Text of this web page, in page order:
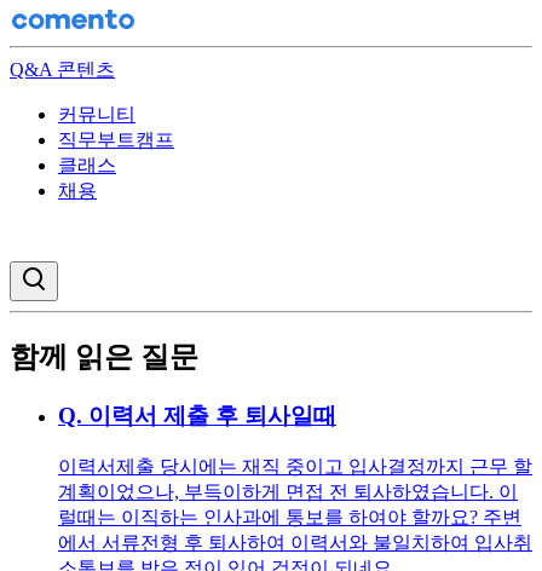
Q&A 콘텐츠
커뮤니티
직무부트캠프
클래스
채용
함께 읽은 질문
Q. 이력서 제출 후 퇴사일때
이력서제출 당시에는 재직 중이고 입사결정까지 근무 할
계획이었으나, 부득이하게 면접 전 퇴사하였습니다. 이
럴때는 이직하는 인사과에 통보를 하여야 할까요? 주변
에서 서류전형 후 퇴사하여 이력서와 불일치하여 입사취